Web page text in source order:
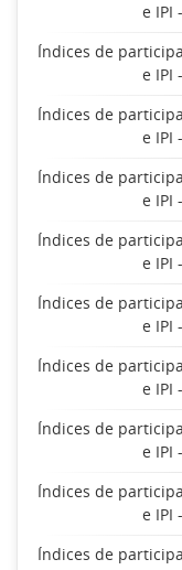
e IPI
Índices de
e IPI
Índices de
e IPI
Índices de
e IPI
Índices de
e IPI
Índices de
e IPI
Índices de
e IPI
Índices de
e IPI
Índices de
e IPI
Índices de